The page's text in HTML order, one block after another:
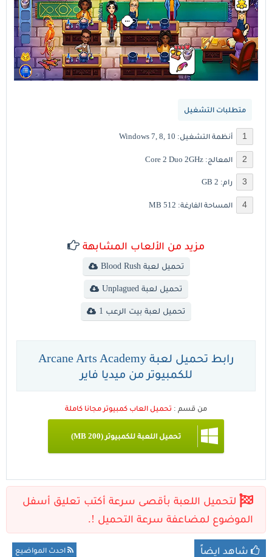
متطلبات التشغيل
أنظمة التشغيل: Windows 7, 8, 10
المعالج: Core 2 Duo 2GHz
رام: 2 GB
المساحة الفارغة: 512 MB
مزيد من الألعاب المشابهة
تحميل لعبة Blood Rush
تحميل لعبة Unplagued
تحميل لعبة بيت الرعب 1
رابط تحميل لعبة Arcane Arts Academy
للكمبيوتر من ميديا فاير
من قسم : تحميل العاب كمبيوتر مجانا كاملة
تحميل اللعبة للكمبيوتر (200 MB)
شاهد ايضاً احدث المواضيع